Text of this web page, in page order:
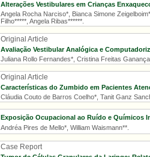
Alterações Vestibulares em Crianças
Angela Rocha Narciso*, Bianca Simone
Filho*****, Angela Ribas******.
Original Article
Avaliação Vestibular Analógica e
Juliana Rollo Fernandes*, Cristina Freitas
Original Article
Características do Zumbido em Pacientes
Cláudia Couto de Barros Coelho*, Tanit Ganz
Exposição Ocupacional ao Ruído e Químicos
Andréa Pires de Mello*, William Waismann**.
Case Report